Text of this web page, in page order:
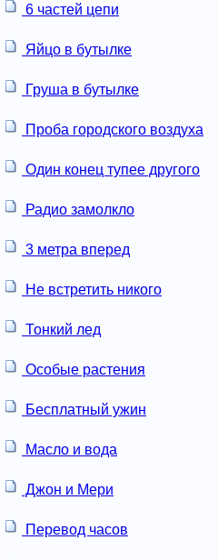
6 частей цепи
Яйцо в бутылке
Груша в бутылке
Проба городского воздуха
Один конец тупее другого
Радио замолкло
3 метра вперед
Не встретить никого
Тонкий лед
Особые растения
Бесплатный ужин
Масло и вода
Джон и Мери
Перевод часов